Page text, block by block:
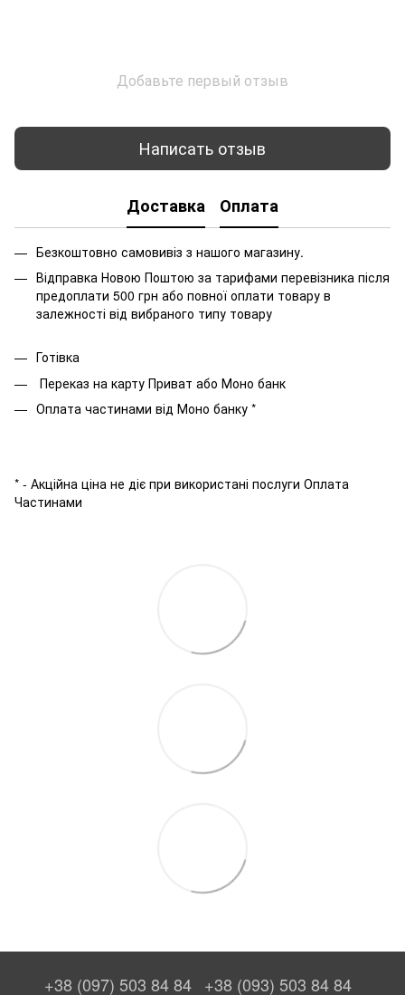
Добавьте первый отзыв
Написать отзыв
Доставка Оплата
Безкоштовно самовивіз з нашого магазину.
Відправка Новою Поштою за тарифами перевізника після
предоплати 500 грн або повної оплати товару в
залежності від вибраного типу товару
Готівка
Переказ на карту Приват або Моно банк
Оплата частинами від Моно банку *
* - Акційна ціна не діє при використані послуги Оплата
Частинами
+38 (097) 503 84 84 +38 (093) 503 84 84